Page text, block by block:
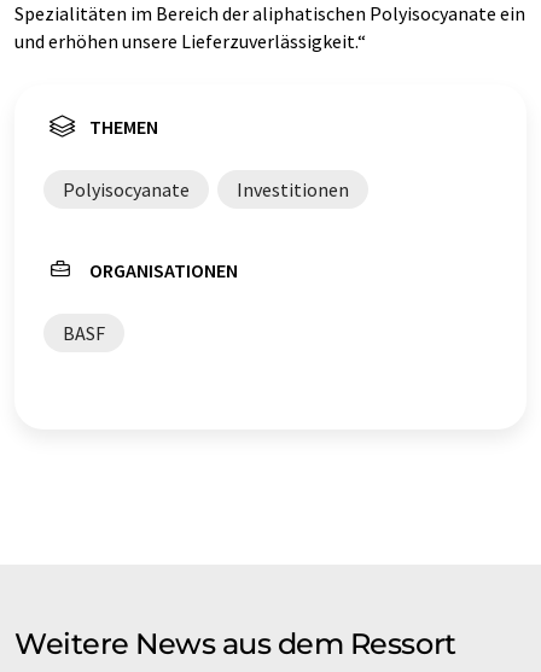
Spezialitäten im Bereich der aliphatischen Polyisocyanate ein
und erhöhen unsere Lieferzuverlässigkeit.“
THEMEN
Polyisocyanate Investitionen
ORGANISATIONEN
BASF
Weitere News aus dem Ressort